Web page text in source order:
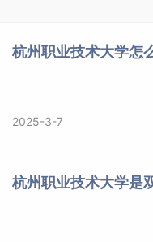
杭州职业技术大学怎
2025-3-7
杭州职业技术大学是